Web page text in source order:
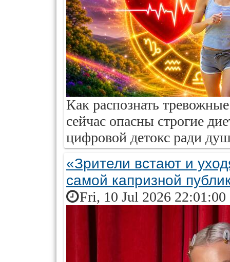
Как распознать
сейчас опасны строгие
цифровой детокс ради
«Зрители встают и
самой капризной
Fri, 10 Jul 2026 22:01:00